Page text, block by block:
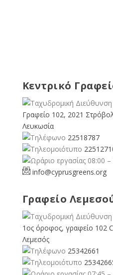
Κεντρικό
Γραφείο 102, 2021
Λευκωσία
22518787
08:00 –
info@cyprusgreens.org
Γραφείο
1ος όροφος, γραφείο 102
Λεμεσός
25342661